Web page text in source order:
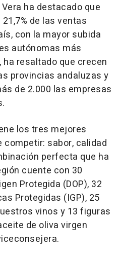
ha destacado que
de las ventas
con la mayor subida
autónomas más
resaltado que crecen
provincias andaluzas y
de 2.000 las empresas
los tres mejores
competir: sabor, calidad
perfecta que ha
cuente con 30
Protegida (DOP), 32
Protegidas (IGP), 25
vinos y 13 figuras
de oliva virgen